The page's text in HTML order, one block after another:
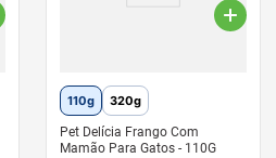
110g 320g
Pet Delícia Frango Com
Mamão Para Gatos - 110G